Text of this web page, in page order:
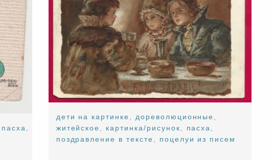
пасха
дети на картинке , дореволюционные ,
житейское , картинка/рисунок, пасха,
поздравление в тексте , поцелуи из писем